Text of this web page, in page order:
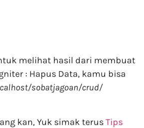
melihat hasil dari membuat
: Hapus Data, kamu bisa
sobatjagoan/crud/
kan, Yuk simak terusTips